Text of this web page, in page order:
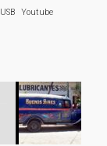
USB Youtube